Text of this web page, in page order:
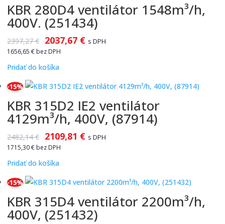
KBR 280D4 ventilátor 1548m³/h,
400V. (251434)
2397,27€ 2037,67 € s DPH
1656,65 € bez DPH
Pridať do košíka
-15%
KBR 315D2 IE2 ventilátor
4129m³/h, 400V, (87914)
2482,14€ 2109,81 € s DPH
1715,30€ bez DPH
Pridať do košíka
-15%
KBR 315D4 ventilátor 2200m³/h,
400V, (251432)